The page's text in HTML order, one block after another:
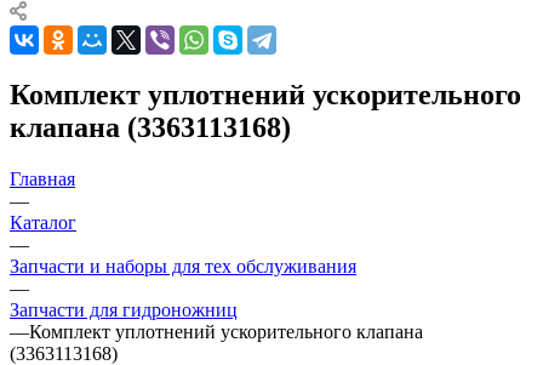
Комплект уплотнений ускорительного
клапана (3363113168)
Главная
—
Каталог
—
Запчасти и наборы для тех обслуживания
—
Запчасти для гидроножниц
—Комплект уплотнений ускорительного клапана
(3363113168)